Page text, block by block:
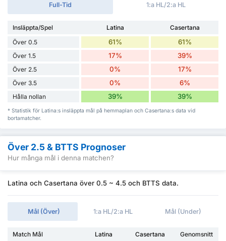
Full-Tid 1:a HL/2:a HL
Insläppta/Spel Latina
Casertana
Över 0.5
61% 61%
Över 1.5 17% 39%
Över 2.5 0% 17%
Över 3.5 0% 6%
Hålla nollan 39% 39%
* Statistik för Latina:s insläppta mål på hemmaplan och Casertana:s data vid
bortamatcher.
Över 2.5 & BTTS Prognoser
Hur många mål i denna matchen?
Latina och Casertana över 0.5 ~ 4.5 och BTTS data.
Mål (Över) 1:a HL/2:a HL Mål (Under)
Match Mål Latina Casertana
Genomsnitt